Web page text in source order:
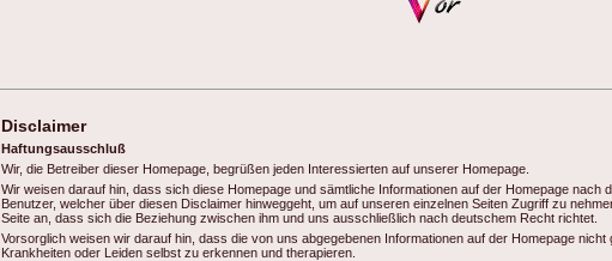
Disclaimer
Haftungsausschluß
Wir, die Betreiber dieser Homepage, begrüßen jeden Interessierten auf unserer Homepage.
Wir weisen darauf hin, dass sich diese Homepage und sämtliche Informationen auf der Homepage nach
Benutzer, welcher über diesen Disclaimer hinweggeht, um auf unseren einzelnen Seiten Zugriff zu
Seite an, dass sich die Beziehung zwischen ihm und uns ausschließlich nach deutschem Recht richtet.
Vorsorglich weisen wir darauf hin, dass die von uns abgegebenen Informationen auf der Homepage
Krankheiten oder Leiden selbst zu erkennen und therapieren.